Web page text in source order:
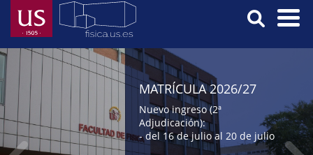
Pasar
contenido
principal
Menú
Principal
MATRÍCULA 2026/27
Nuevo ingreso (2ª
Adjudicación):
- del 16 de julio al 20 de julio